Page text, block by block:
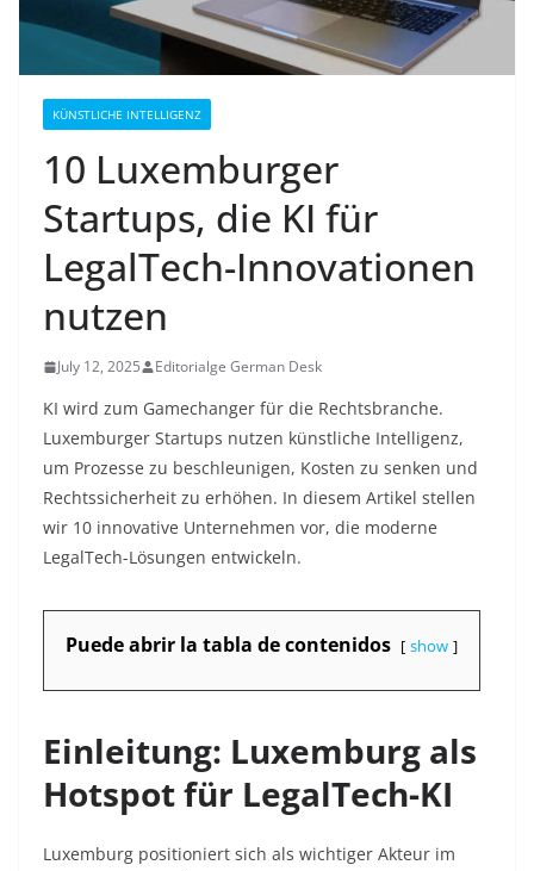
KÜNSTLICHE INTELLIGENZ
10 Luxemburger
Startups, die KI für
LegalTech-Innovationen
nutzen
July 12, 2025 Editorialge German Desk
KI wird zum Gamechanger für die Rechtsbranche.
Luxemburger Startups nutzen künstliche Intelligenz,
um Prozesse zu beschleunigen, Kosten zu senken und
Rechtssicherheit zu erhöhen. In diesem Artikel stellen
wir 10 innovative Unternehmen vor, die moderne
LegalTech-Lösungen entwickeln.
Puede abrir la tabla de contenidos show
Einleitung: Luxemburg als
Hotspot für LegalTech-KI
Luxemburg positioniert sich als wichtiger Akteur im